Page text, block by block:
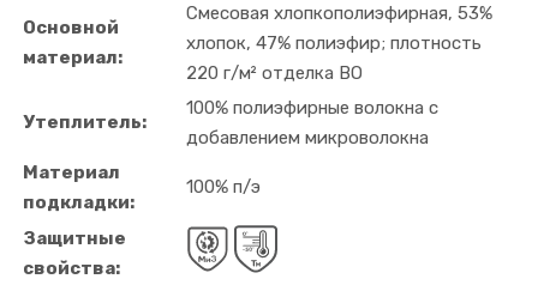
Основной
материал:
Смесовая хлопкополиэфирная, 53%
хлопок, 47% полиэфир; плотность
220 г/м² отделка ВО
Утеплитель:
100% полиэфирные волокна с
добавлением микроволокна
Материал
подкладки:
100% п/э
Защитные
свойства: